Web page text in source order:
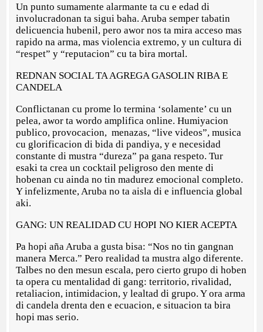
Un punto sumamente alarmante ta cu e edad di
involucradonan ta sigui baha. Aruba semper tabatin
delicuencia hubenil, pero awor nos ta mira acceso mas
rapido na arma, mas violencia extremo, y un cultura di
“respet” y “reputacion” cu ta bira mortal.
REDNAN SOCIAL TA AGREGA GASOLIN RIBA E
CANDELA
Conflictanan cu prome lo termina ‘solamente’ cu un
pelea, awor ta wordo amplifica online. Humiyacion
publico, provocacion, menazas, “live videos”, musica
cu glorificacion di bida di pandiya, y e necesidad
constante di mustra “dureza” pa gana respeto. Tur
esaki ta crea un cocktail peligroso den mente di
hobenan cu ainda no tin madurez emocional completo.
Y infelizmente, Aruba no ta aisla di e influencia global
aki.
GANG: UN REALIDAD CU HOPI NO KIER ACEPTA
Pa hopi aña Aruba a gusta bisa: “Nos no tin gangnan
manera Merca.” Pero realidad ta mustra algo diferente.
Talbes no den mesun escala, pero cierto grupo di hoben
ta opera cu mentalidad di gang: territorio, rivalidad,
retaliacion, intimidacion, y lealtad di grupo. Y ora arma
di candela drenta den e ecuacion, e situacion ta bira
hopi mas serio.